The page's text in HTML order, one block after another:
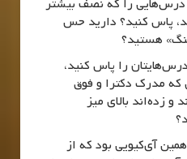
درس‌هایی را که نصف بیشتر
پاس کنید؟ دارید حس
هستید؟
درس‌هایتان را پاس کنید،
که مدرک دکترا و فوق
زده‌اند بالای میز
آی‌کیویی بود که از